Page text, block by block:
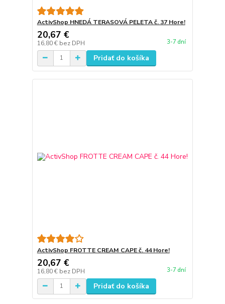
ActivShop HNEDÁ TERASOVÁ PELETA č. 37 Hore!
20,67 €
16,80 € bez DPH 3-7 dní
Pridať do košíka
ActivShop FROTTE CREAM CAPE č. 44 Hore!
20,67 €
16,80 € bez DPH 3-7 dní
Pridať do košíka